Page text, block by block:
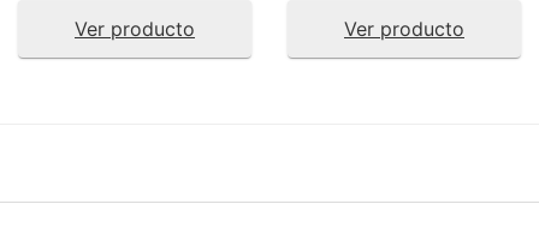
Ver producto Ver producto